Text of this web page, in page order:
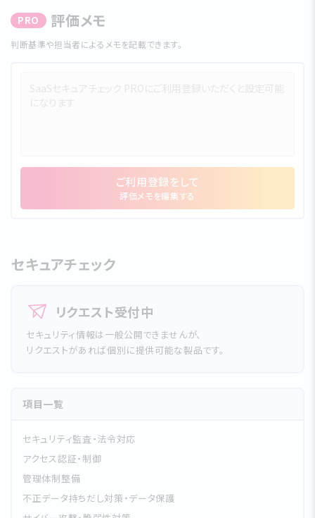
PRO 評価メモ
判断基準や担当者によるメモを記載できます。
ご利⽤登録をして
評価メモを編集する
セキュアチェック
リクエスト受付中
セキュリティ情報は一般公開できませんが、
リクエストがあれば個別に提供可能な製品です。
項目一覧
セキュリティ監査・法令対応
アクセス認証・制御
管理体制整備
不正データ持ちだし対策・データ保護